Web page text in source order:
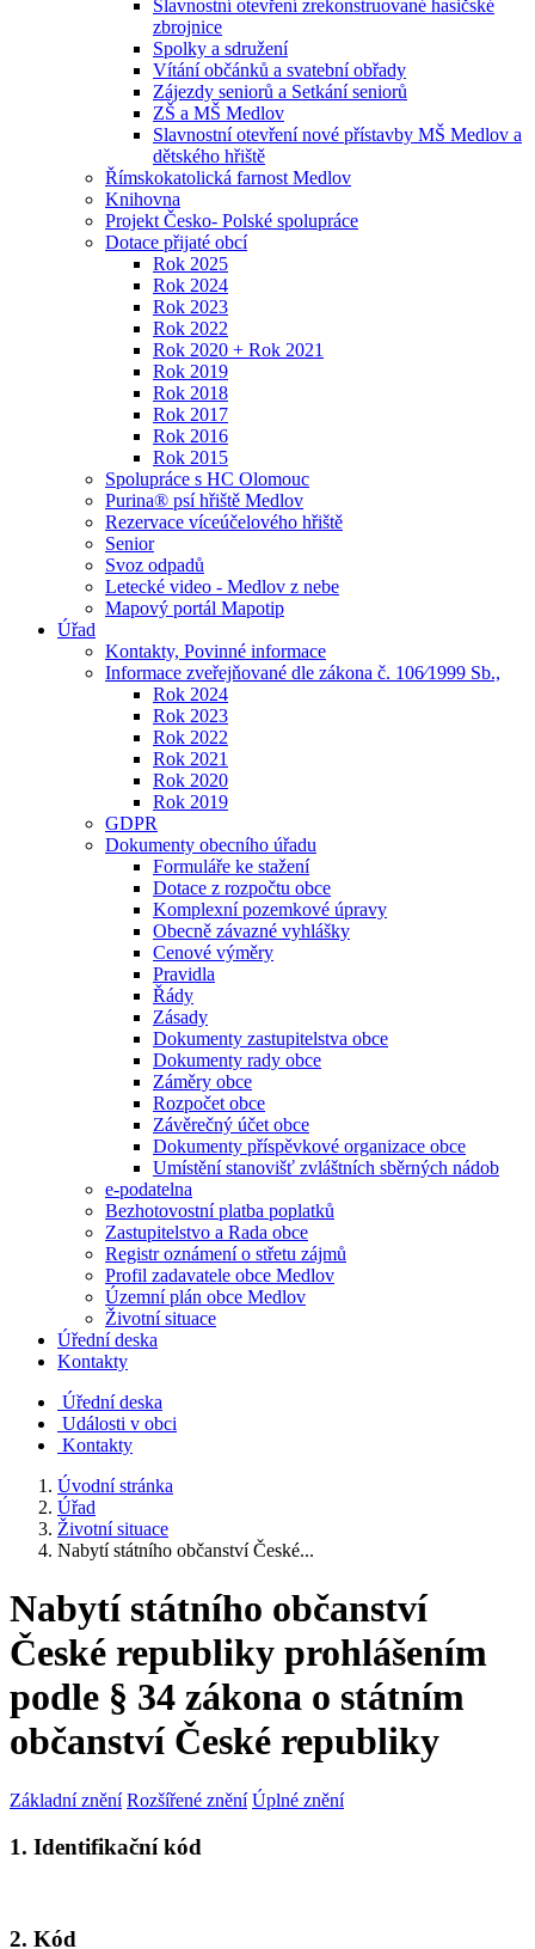
Slavnostní otevření zrekonstruované hasičské
zbrojnice
Spolky a sdružení
Vítání občánků a svatební obřady
Zájezdy seniorů a Setkání seniorů
ZŠ a MŠ Medlov
Slavnostní otevření nové přístavby MŠ Medlov a
dětského hřiště
Římskokatolická farnost Medlov
Knihovna
Projekt Česko- Polské spolupráce
Dotace přijaté obcí
Rok 2025
Rok 2024
Rok 2023
Rok 2022
Rok 2020 + Rok 2021
Rok 2019
Rok 2018
Rok 2017
Rok 2016
Rok 2015
Spolupráce s HC Olomouc
Purina® psí hřiště Medlov
Rezervace víceúčelového hřiště
Senior
Svoz odpadů
Letecké video - Medlov z nebe
Mapový portál Mapotip
Úřad
Kontakty, Povinné informace
Informace zveřejňované dle zákona č. 106⁄1999 Sb.,
Rok 2024
Rok 2023
Rok 2022
Rok 2021
Rok 2020
Rok 2019
GDPR
Dokumenty obecního úřadu
Formuláře ke stažení
Dotace z rozpočtu obce
Komplexní pozemkové úpravy
Obecně závazné vyhlášky
Cenové výměry
Pravidla
Řády
Zásady
Dokumenty zastupitelstva obce
Dokumenty rady obce
Záměry obce
Rozpočet obce
Závěrečný účet obce
Dokumenty příspěvkové organizace obce
Umístění stanovišť zvláštních sběrných nádob
e-podatelna
Bezhotovostní platba poplatků
Zastupitelstvo a Rada obce
Registr oznámení o střetu zájmů
Profil zadavatele obce Medlov
Územní plán obce Medlov
Životní situace
Úřední deska
Kontakty
Úřední deska
Události v obci
Kontakty
Úvodní stránka
Úřad
Životní situace
Nabytí státního občanství České...
Nabytí státního občanství
České republiky prohlášením
podle § 34 zákona o státním
občanství České republiky
Základní znění Rozšířené znění Úplné znění
1. Identifikační kód
2. Kód